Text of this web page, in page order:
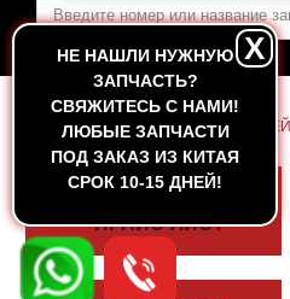
НЕ НАШЛИ НУЖНУЮ
ЗАПЧАСТЬ?
CВЯЖИТЕСЬ С НАМИ!
ЛЮБЫЕ ЗАПЧАСТИ
ПОД ЗАКАЗ ИЗ КИТАЯ
СРОК 10-15 ДНЕЙ!
X
ГЛАВНАЯ — КАТАЛОГ ЗАПЧАСТЕЙ
СКАЧАТЬ
ПРАЙС-ЛИСТ